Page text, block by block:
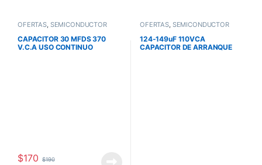
OFERTAS SEMICONDUCTOR
CAPACITOR 30 MFDS 370
V.C.A USO CONTINUO
$170 $190
OFERTAS SEMICONDUCTOR
124-149uF 110VCA
CAPACITOR DE ARRANQUE